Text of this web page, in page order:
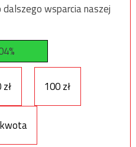
dalszego wsparcia naszej
100 zł